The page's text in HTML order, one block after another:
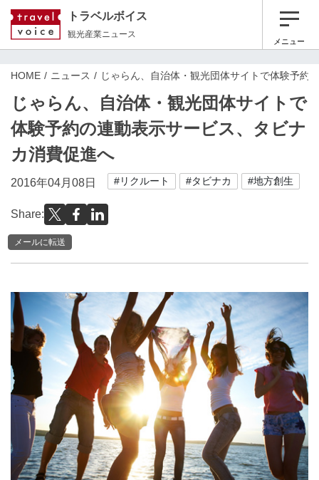
トラベルボイス
観光産業ニュース
メニュー
HOME ニュース じゃらん、自治体・観光団体サイトで体験予約
じゃらん、自治体・観光団体サイトで
体験予約の連動表示サービス、タビナ
カ消費促進へ
2016年04月08日 #リクルート #タビナカ #地方創生
Share:
メールに転送